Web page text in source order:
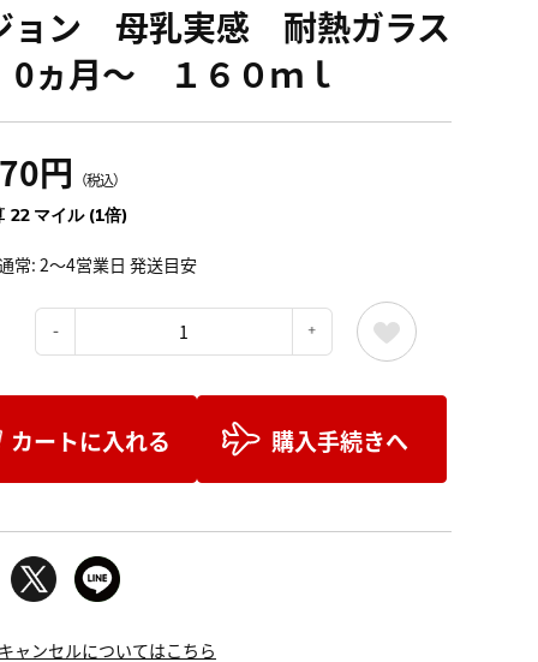
ョン 母乳実感 耐熱ガラス
ヵ月～ １６０ｍｌ
円 （税込）
22 マイル (1倍)
常: 2～4営業日 発送目安
カートに入れる 購入手続きへ
ャンセルについてはこちら